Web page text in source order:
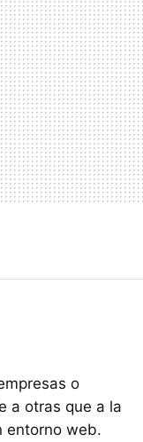
o
a otras que a la
entorno web.